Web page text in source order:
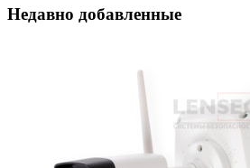
Недавно добавленные